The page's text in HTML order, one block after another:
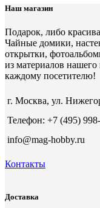
Наш магазин
Подарок, либо
Чайные домики,
открытки,
из материалов
каждому посетителю!
г. Москва, ул.
Телефон: +7 (495)
info@mag-hobby.ru
Контакты
Доставка